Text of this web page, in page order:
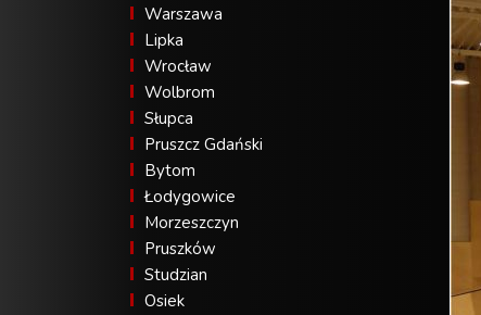
Warszawa
Lipka
Wrocław
Wolbrom
Słupca
Pruszcz Gdański
Bytom
Łodygowice
Morzeszczyn
Pruszków
Studzian
Osiek